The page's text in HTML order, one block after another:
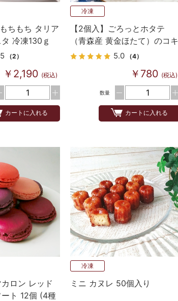
ちもち タリア
冷凍130ｇ
（2）
￥2,190 (税込)
カートに入れる
冷凍
【2個入】ごろっとホタテ
（青森産 黄金ほたて）のコキ
ーユ（グラタン）
5.0 （4）
￥780 (税込)
数量
カートに入れる
ロン レッド
ト 12個 (4種
冷凍
ミニ カヌレ 50個入り